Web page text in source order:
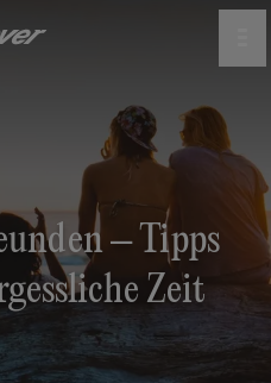
– Tipps
Zeit